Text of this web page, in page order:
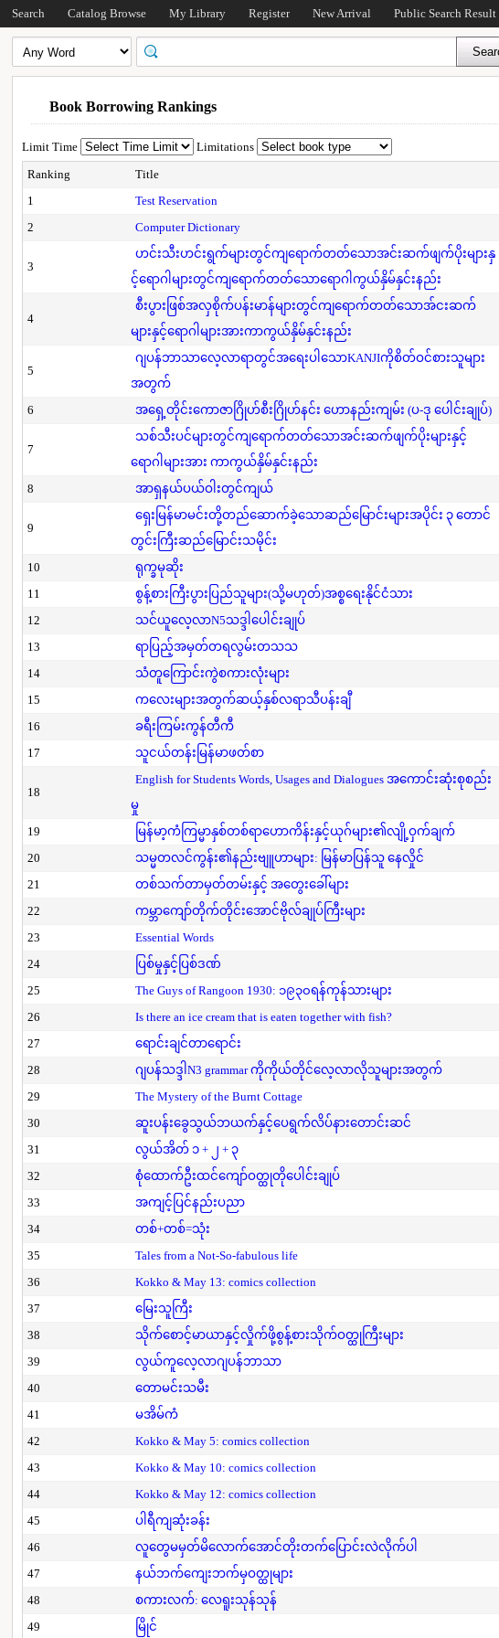
Search Catalog Browse My Library Register New Arrival Public Search Result
Book Borrowing Rankings
Limit Time
Limitations
Ranking
Title
1
Test Reservation
2
Computer Dictionary
3
ဟင်းသီးဟင်းရွက်များတွင်ကျရောက်တတ်သောအင်းဆက်ဖျက်ပိုးများနှ
င့်ရောဂါများတွင်ကျရောက်တတ်သောရောဂါကွယ်နှိမ်နှင်းနည်း
4
စီးပွားဖြစ်အလှစိုက်ပန်းမာန်များတွင်ကျရောက်တတ်သောအ်ငးဆက်
များနှင့်ရောဂါများအားကာကွယ်နှိမ်နှင်းနည်း
5
ဂျပန်ဘာသာလေ့လာရာတွင်အရေးပါသောKANJIကိုစိတ်ဝင်စားသူများ
အတွက်
6 အရှေ့တိုင်းကောဇာဂြိုဟ်စီးဂြိုဟ်နင်း ဟောနည်းကျမ်း (ပ-ဒု ပေါင်းချုပ်)
7
သစ်သီးပင်များတွင်ကျရောက်တတ်သောအင်းဆက်ဖျက်ပိုးများနှင့်
ရောဂါများအား ကာကွယ်နှိမ်နှင်းနည်း
8 အာရှနယ်ပယ်ဝါးတွင်ကျယ်
9
ရှေးမြန်မာမင်းတို့တည်ဆောက်ခဲ့သောဆည်မြောင်းများအပိုင်း ၃ တောင်
တွင်းကြီးဆည်မြောင်းသမိုင်း
10 ရုက္ခမုဆိုး
11
စွန့်စားကြီးပွားပြည်သူများ(သို့မဟုတ်)အစ္စရေးနိုင်ငံသား
12
သင်ယူလေ့လာN5သဒ္ဒါပေါင်းချုပ်
13
ရာပြည့်အမှတ်တရလွမ်းတသသ
14
သံတူကြောင်းကွဲစကားလုံးများ
15
ကလေးများအတွက်ဆယ့်နှစ်လရာသီပန်းချီ
16
ခရီးကြမ်းကွန်တီကီ
17
သူငယ်တန်းမြန်မာဖတ်စာ
18
English for Students Words, Usages and Dialogues အကောင်းဆုံးစုစည်း
မှု
19 မြန်မာ့ကံကြမ္မာနှစ်တစ်ရာဟောကိန်းနှင့်ယုဂ်များ၏လျို့ဝှက်ချက်
20
သမ္မတလင်ကွန်း၏နည်းဗျူဟာများ: မြန်မာပြန်သူ နေလှိုင်
21
တစ်သက်တာမှတ်တမ်းနှင့် အတွေးခေါ်များ
22
ကမ္ဘာကျော်တိုက်တိုင်းအောင်ဗိုလ်ချုပ်ကြီးများ
23
Essential Words
24
ပြစ်မှုနှင့်ပြစ်ဒဏ်
25
The Guys of Rangoon 1930: ၁၉၃၀ရန်ကုန်သားများ
26
Is there an ice cream that is eaten together with fish?
27
ရောင်းချင်တာရောင်း
28
ဂျပန်သဒ္ဒါN3 grammar ကိုကိုယ်တိုင်လေ့လာလိုသူများအတွက်
29
The Mystery of the Burnt Cottage
30
ဆူးပန်းခွေသွယ်ဘယက်နှင့်ပေရွက်လိပ်နားတောင်းဆင်
31
လွယ်အိတ် ၁ + ၂ + ၃
32
စုံထောက်ဦးထင်ကျော်ဝတ္ထုတိုပေါင်းချုပ်
33
အကျင့်ပြင်နည်းပညာ
34
တစ်+တစ်=သုံး
35
Tales from a Not-So-fabulous life
36
Kokko & May 13: comics collection
37
မြေးသူကြီး
38
သိုက်စောင့်မာယာနှင့်လှိုက်ဖို့စွန့်စားသိုက်ဝတ္ထုကြီးများ
39
လွယ်ကူလေ့လာဂျပန်ဘာသာ
40
တောမင်းသမီး
41
မအိမ်ကံ
42
Kokko & May 5: comics collection
43
Kokko & May 10: comics collection
44
Kokko & May 12: comics collection
45
ပါရီကျဆုံးခန်း
46
လူတွေမမှတ်မိလောက်အောင်တိုးတက်ပြောင်းလဲလိုက်ပါ
47
နယ်ဘက်ကျေးဘက်မှဝတ္ထုများ
48
စကားလက်: လေရူးသုန်သုန်
49
မြိုင်